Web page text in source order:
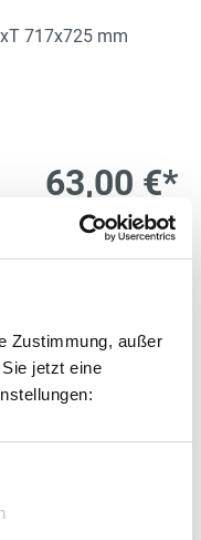
Zustimmung, außer
jetzt eine
717x725 mm
63,00 €*
exkl. 11,97 € MwSt.
74,97 € inkl. MwSt.
Lieferzeit 25 Werktage
In den Warenkorb